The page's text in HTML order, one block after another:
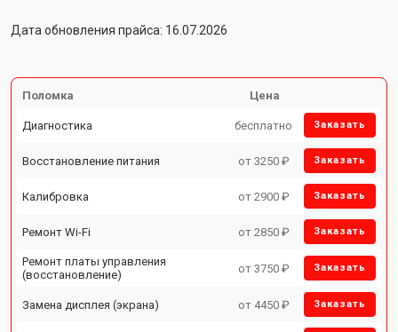
Дата обновления прайса: 16.07.2026
Поломка Цена
Диагностика бесплатно Заказать
Восстановление питания от 3250 ₽ Заказать
Калибровка от 2900 ₽ Заказать
Ремонт Wi-Fi от 2850 ₽ Заказать
Ремонт платы управления
(восстановление)
от 3750 ₽ Заказать
Замена дисплея (экрана) от 4450 ₽ Заказать